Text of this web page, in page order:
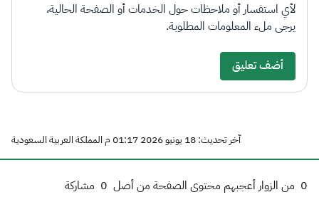
لأي استفسار أو ملاحظات حول الخدمات أو الصفحة الحالية،
يرجى ملء المعلومات المطلوبة.
أضف تعليق
آخر تحديث: 18 يونيو 2026 01:17 م المملكة العربية السعودية
0 من الزوار أعجبهم محتوى الصفحة من أصل 0 مشاركة